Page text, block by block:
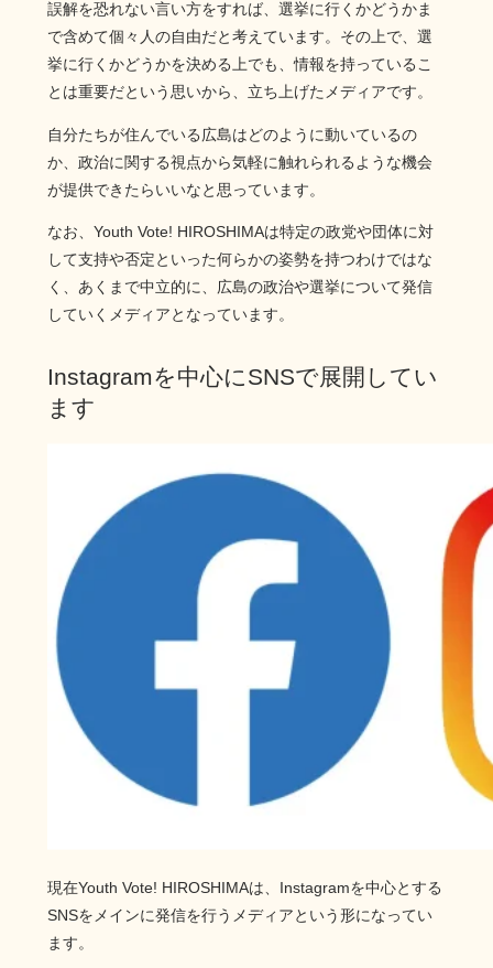
誤解を恐れない言い方をすれば、選挙に行くかどうかま
で含めて個々人の自由だと考えています。その上で、選
挙に行くかどうかを決める上でも、情報を持っているこ
とは重要だという思いから、立ち上げたメディアです。
自分たちが住んでいる広島はどのように動いているの
か、政治に関する視点から気軽に触れられるような機会
が提供できたらいいなと思っています。
なお、Youth Vote! HIROSHIMAは特定の政党や団体に対
して支持や否定といった何らかの姿勢を持つわけではな
く、あくまで中立的に、広島の政治や選挙について発信
していくメディアとなっています。
Instagramを中心にSNSで展開してい
ます
現在Youth Vote! HIROSHIMAは、Instagramを中心とする
SNSをメインに発信を行うメディアという形になってい
ます。